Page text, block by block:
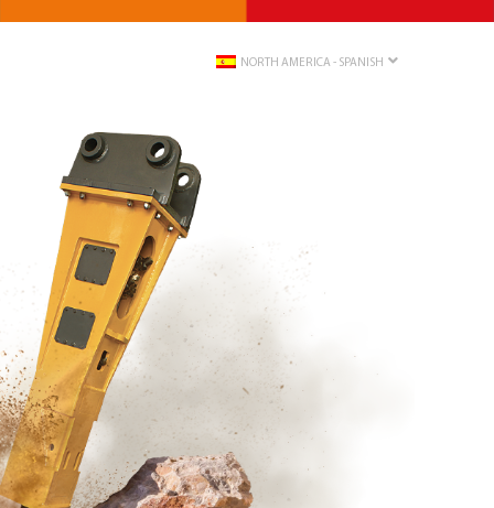
NORTH AMERICA - SPANISH